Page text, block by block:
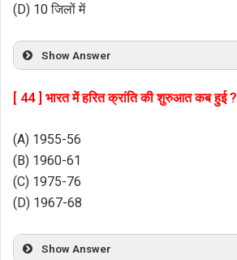
(D) 10 जिलों में
Show Answer
[ 44 ] भारत में हरित क्रांति की शुरुआत कब हुई ?
(A) 1955-56
(B) 1960-61
(C) 1975-76
(D) 1967-68
Show Answer